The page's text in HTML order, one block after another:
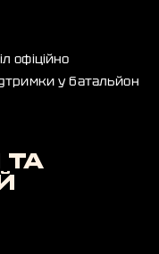
офіційно
у батальйон
ТА